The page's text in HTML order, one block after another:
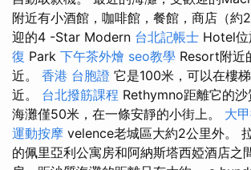
附近有小酒館，咖啡館，餐館，商店（約
迎的4 -Star Modern 台北記帳士 Hotel
復 Park 下午茶外燴 seo教學 Resort附近
近。 香港 台胞證 它是100米，可以在樓
近。 台北撥筋課程 Rethymno距離它的
海灘僅50米，在一條安靜的小街上。 大
運動按摩 velence老城區大約2公里外。
的佩里亞利公寓房和阿納斯塔西婭酒店之